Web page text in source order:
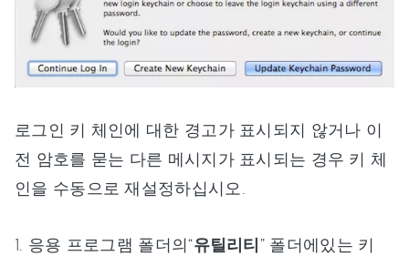
로그인 키 체인에 대한 경고가 표시되지 않거나 이
전 암호를 묻는 다른 메시지가 표시되는 경우 키 체
인을 수동으로 재설정하십시오.
1. 응용 프로그램 폴더의“유틸리티 ” 폴더에있는 키